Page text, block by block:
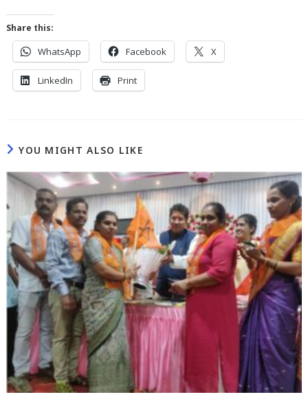
Share this:
WhatsApp Facebook X
LinkedIn Print
YOU MIGHT ALSO LIKE